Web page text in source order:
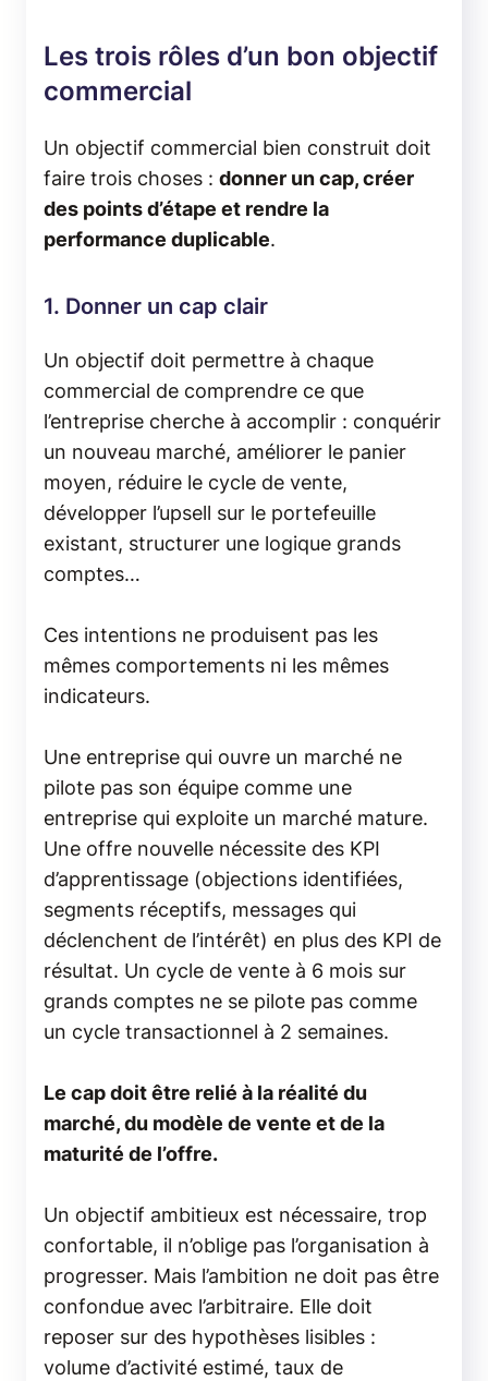
Les trois rôles d’un bon objectif
commercial
Un objectif commercial bien construit doit
faire trois choses : donner un cap, créer
des points d’étape et rendre la
performance duplicable.
1. Donner un cap clair
Un objectif doit permettre à chaque
commercial de comprendre ce que
l’entreprise cherche à accomplir : conquérir
un nouveau marché, améliorer le panier
moyen, réduire le cycle de vente,
développer l’upsell sur le portefeuille
existant, structurer une logique grands
comptes…
Ces intentions ne produisent pas les
mêmes comportements ni les mêmes
indicateurs.
Une entreprise qui ouvre un marché ne
pilote pas son équipe comme une
entreprise qui exploite un marché mature.
Une offre nouvelle nécessite des KPI
d’apprentissage (objections identifiées,
segments réceptifs, messages qui
déclenchent de l’intérêt) en plus des KPI de
résultat. Un cycle de vente à 6 mois sur
grands comptes ne se pilote pas comme
un cycle transactionnel à 2 semaines.
Le cap doit être relié à la réalité du
marché, du modèle de vente et de la
maturité de l’offre.
Un objectif ambitieux est nécessaire, trop
confortable, il n’oblige pas l’organisation à
progresser. Mais l’ambition ne doit pas être
confondue avec l’arbitraire. Elle doit
reposer sur des hypothèses lisibles :
volume d’activité estimé, taux de